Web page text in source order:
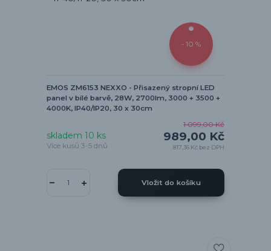
- 10 %
EMOS ZM6153 NEXXO - Přisazený stropní LED
panel v bílé barvě, 28W, 2700lm, 3000 + 3500 +
4000K, IP40/IP20, 30 x 30cm
1 099,00 Kč
989,00 Kč
817,36 Kč bez DPH
skladem 10 ks
Více kusů 3-5 dnů
Vložit do košíku